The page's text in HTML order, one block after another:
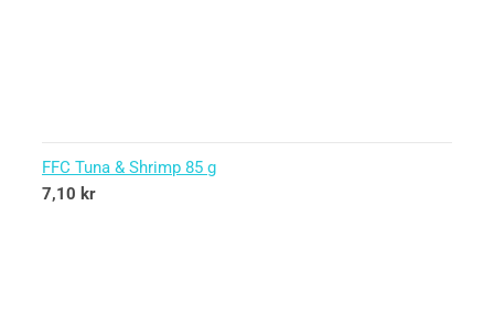
FFC Tuna & Shrimp 85 g
7,10 kr